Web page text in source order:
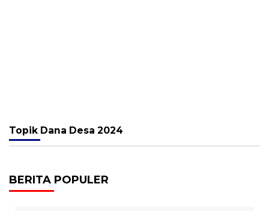
Topik Dana Desa 2024
BERITA POPULER